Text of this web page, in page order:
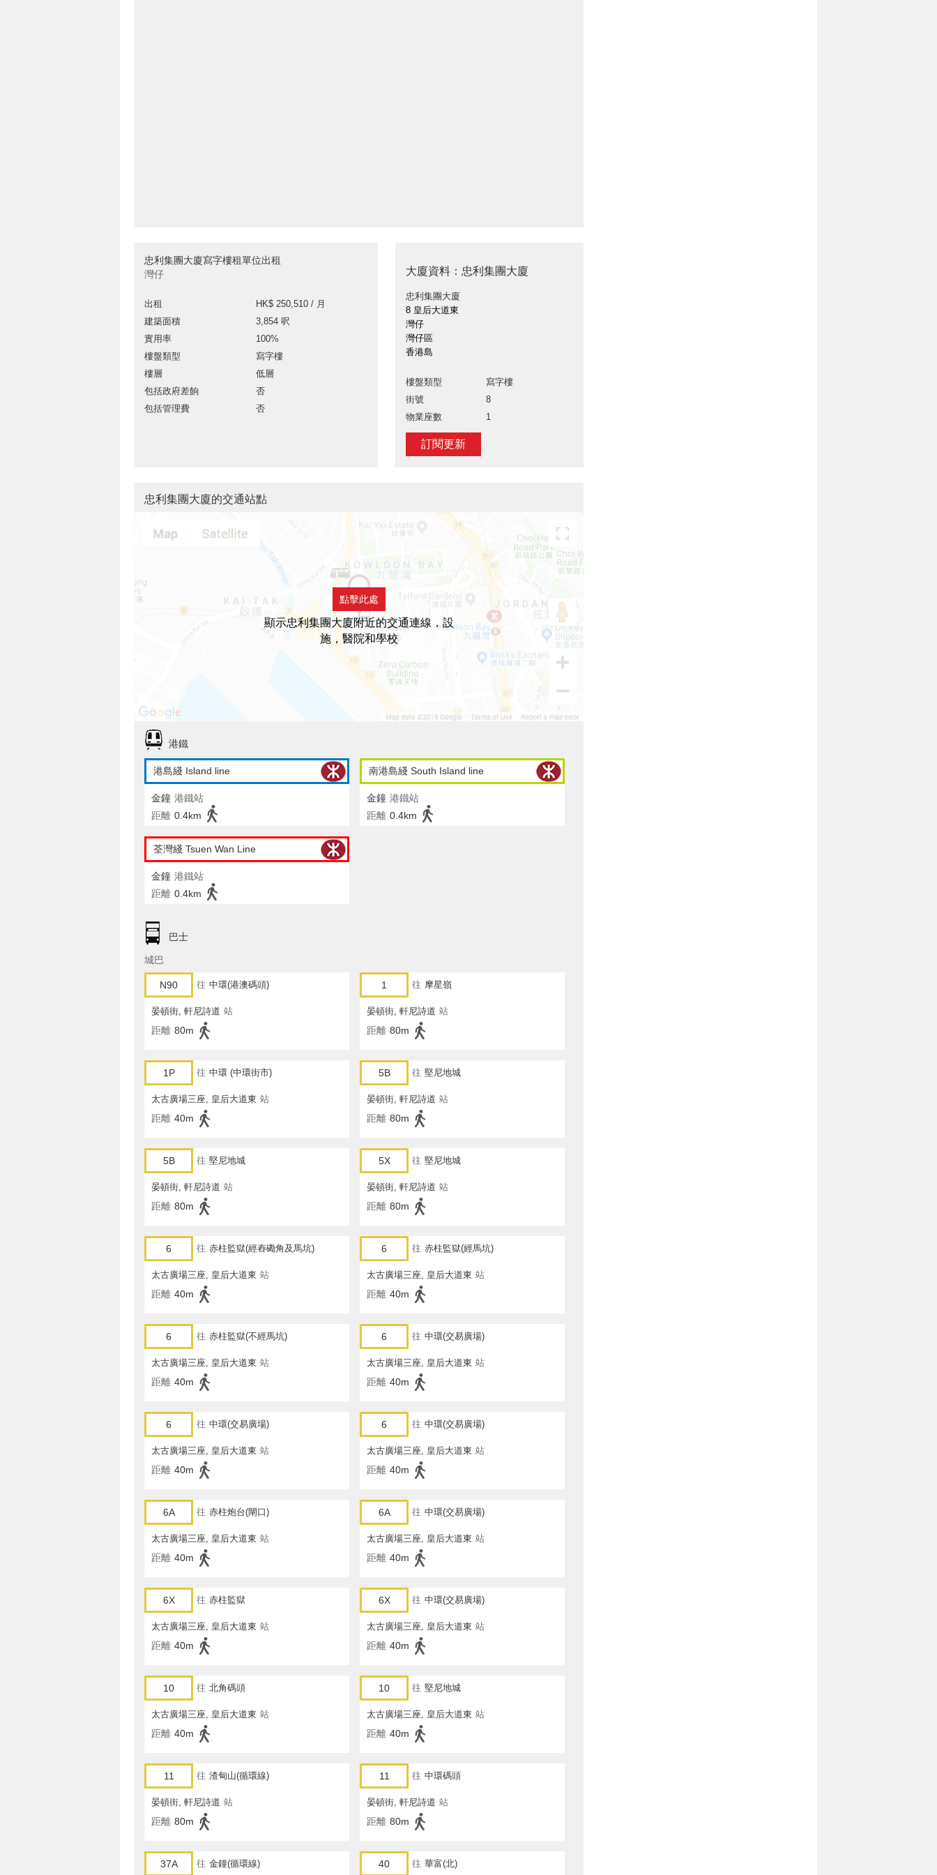
忠利集團大廈寫字樓租單位出租
灣仔
出租
HK$ 250,510 / 月
建築面積
3,854 呎
實用率
100%
樓盤類型
寫字樓
樓層
低層
包括政府差餉
否
包括管理費
否
大廈資料：忠利集團大廈
忠利集團大廈
8 皇后大道東
灣仔
灣仔區
香港島
樓盤類型
寫字樓
街號
8
物業座數
1
訂閱更新
忠利集團大廈的交通站點
點擊此處
顯示忠利集團大廈附近的交通連線，設
施，醫院和學校
港鐵
港島綫 Island line
金鐘 港鐵站
距離 0.4km
南港島綫 South Island line
金鐘 港鐵站
距離 0.4km
荃灣綫 Tsuen Wan Line
金鐘 港鐵站
距離 0.4km
巴士
城巴
N90 往 中環(港澳碼頭)
晏頓街, 軒尼詩道 站
距離 80m
1 往 摩星嶺
晏頓街, 軒尼詩道 站
距離 80m
1P 往 中環 (中環街市)
太古廣場三座, 皇后大道東 站
距離 40m
5B 往 堅尼地城
晏頓街, 軒尼詩道 站
距離 80m
5B 往 堅尼地城
晏頓街, 軒尼詩道 站
距離 80m
5X 往 堅尼地城
晏頓街, 軒尼詩道 站
距離 80m
6 往 赤柱監獄(經舂磡角及馬坑)
太古廣場三座, 皇后大道東 站
距離 40m
6 往 赤柱監獄(經馬坑)
太古廣場三座, 皇后大道東 站
距離 40m
6 往 赤柱監獄(不經馬坑)
太古廣場三座, 皇后大道東 站
距離 40m
6 往 中環(交易廣場)
太古廣場三座, 皇后大道東 站
距離 40m
6 往 中環(交易廣場)
太古廣場三座, 皇后大道東 站
距離 40m
6 往 中環(交易廣場)
太古廣場三座, 皇后大道東 站
距離 40m
6A 往 赤柱炮台(閘口)
太古廣場三座, 皇后大道東 站
距離 40m
6A 往 中環(交易廣場)
太古廣場三座, 皇后大道東 站
距離 40m
6X 往 赤柱監獄
太古廣場三座, 皇后大道東 站
距離 40m
6X 往 中環(交易廣場)
太古廣場三座, 皇后大道東 站
距離 40m
10 往 北角碼頭
太古廣場三座, 皇后大道東 站
距離 40m
10 往 堅尼地城
太古廣場三座, 皇后大道東 站
距離 40m
11 往 渣甸山(循環線)
晏頓街, 軒尼詩道 站
距離 80m
11 往 中環碼頭
晏頓街, 軒尼詩道 站
距離 80m
37A 往 金鐘(循環線) 40 往 華富(北)